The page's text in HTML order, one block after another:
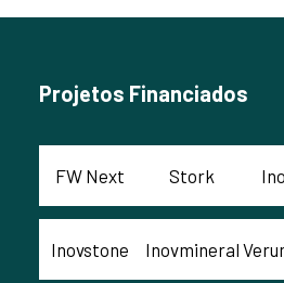
Projetos Financiados
FW Next Stork
Inovstone Inovmineral